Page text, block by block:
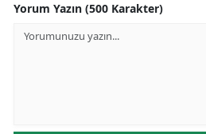
Yorum Yazın (500 Karakter)